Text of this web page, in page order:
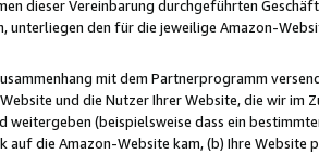
dieser Vereinbarung durchgeführten
unterliegen den für die jeweilige Amazon-
mit dem Partnerprogramm
und die Nutzer Ihrer Website, die wir
weitergeben (beispielsweise dass ein
die Amazon-Website kam, (b) Ihre Website